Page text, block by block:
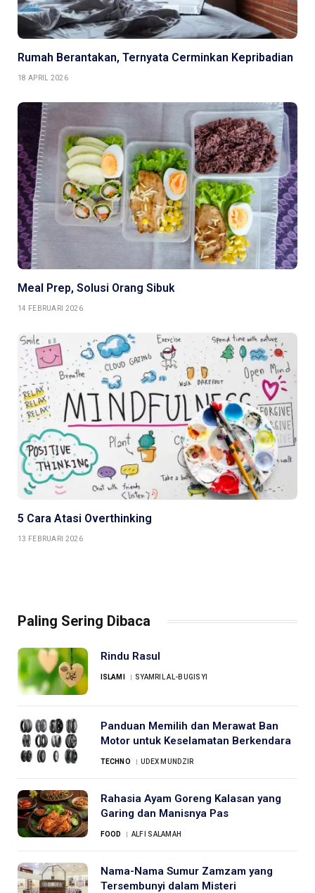
Rumah Berantakan, Ternyata Cerminkan Kepribadian
18 APRIL 2026
Meal Prep, Solusi Orang Sibuk
14 FEBRUARI 2026
5 Cara Atasi Overthinking
13 FEBRUARI 2026
Paling Sering Dibaca
Rindu Rasul
ISLAMI SYAMRIL AL-BUGISYI
Panduan Memilih dan Merawat Ban
Motor untuk Keselamatan Berkendara
TECHNO UDEX MUNDZIR
Rahasia Ayam Goreng Kalasan yang
Garing dan Manisnya Pas
FOOD ALFI SALAMAH
Nama-Nama Sumur Zamzam yang
Tersembunyi dalam Misteri